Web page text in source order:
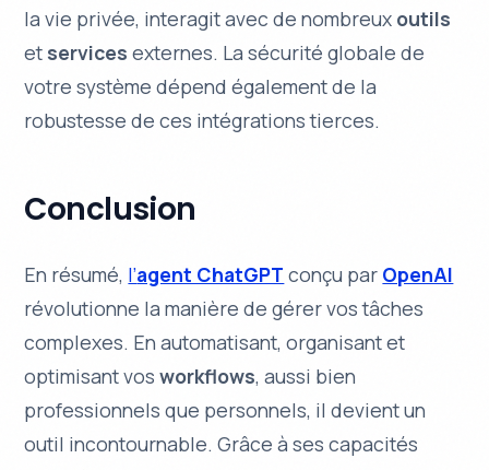
la vie privée, interagit avec de nombreux outils
et services externes. La sécurité globale de
votre système dépend également de la
robustesse de ces intégrations tierces.
Conclusion
En résumé, l’agent ChatGPT conçu par OpenAI
révolutionne la manière de gérer vostâches
complexes. En automatisant, organisant et
optimisant vosworkflows, aussi bien
professionnels que personnels, il devient un
outil incontournable. Grâce à ses capacités